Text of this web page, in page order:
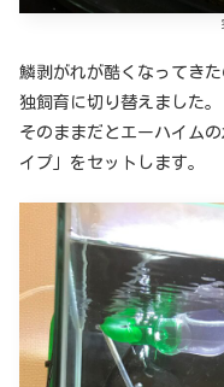
鱗剥がれが酷くなってき
独飼育に切り替えました。
そのままだとエーハイム
イプ」をセットします。